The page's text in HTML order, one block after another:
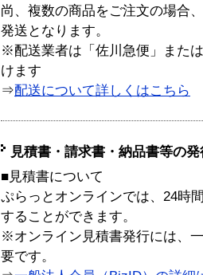
尚、複数の商品をご注文の場合
発送となります。
※配送業者は「佐川急便」また
けます
⇒配送について詳しくはこちら
見積書・請求書・納品書等の
■見積書について
ぷらっとオンラインでは、24時
することができます。
※オンライン見積書発行には、
要です。